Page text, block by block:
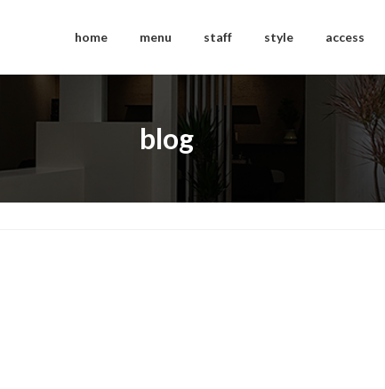
home menu staff style access
blog